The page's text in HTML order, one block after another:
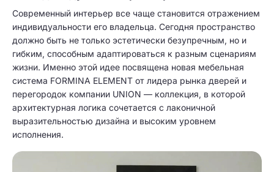
Современный интерьер все чаще становится отражением
индивидуальности его владельца. Сегодня пространство
должно быть не только эстетически безупречным, но и
гибким, способным адаптироваться к разным сценариям
жизни. Именно этой идее посвящена новая мебельная
система FORMINA ELEMENT от лидера рынка дверей и
перегородок компании UNION — коллекция, в которой
архитектурная логика сочетается с лаконичной
выразительностью дизайна и высоким уровнем
исполнения.